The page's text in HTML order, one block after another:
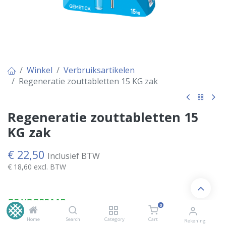
Home Search Category
0
Cart Rekening
Winkel
Verbruiksartikelen
Regeneratie zouttabletten 15 KG zak
Regeneratie zouttabletten 15
KG zak
€ 22,50 Inclusief BTW
€ 18,60 excl. BTW
OP VOORRAAD